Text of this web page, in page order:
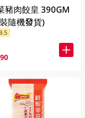
豬肉餃皇 390GM
隨機發貨)